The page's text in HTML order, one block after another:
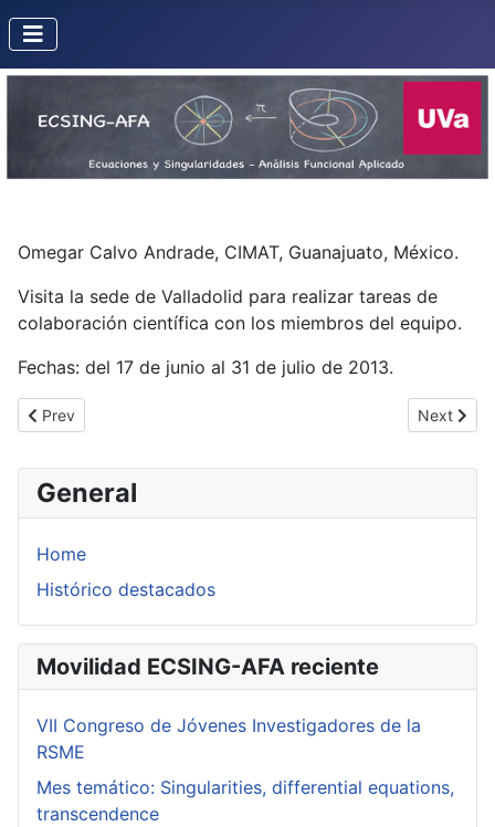
General
Home
Histórico destacados
Movilidad ECSING-AFA reciente
VII Congreso de Jóvenes Investigadores de la
RSME
Mes temático: Singularities, differential equations,
transcendence
Omegar Calvo Andrade, CIMAT, Guanajuato, México.
Visita la sede de Valladolid para realizar tareas de
colaboración científica con los miembros del equipo.
Fechas: del 17 de junio al 31 de julio de 2013.
Previous article: Françoise Dal'Bo
Prev Next
Next